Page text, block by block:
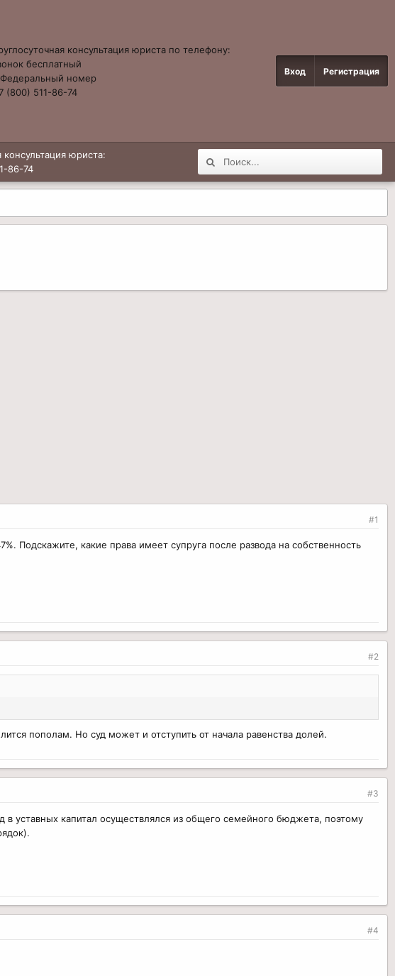
консультация юриста по телефону:
бесплатный
номер
(800) 511-86-74
Вход Регистрация
консультация юриста:
86-74
#1
Подскажите, какие права имеет супруга после развода на собственность
#2
пополам. Но суд может и отступить от начала равенства долей.
#3
уставных капитал осуществлялся из общего семейного бюджета, поэтому
#4